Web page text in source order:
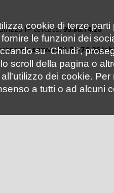
IP cercato:99.86.74.26
server-99-86-74-
cookie di terze
le funzioni dei
su 'Chiudi',
scroll della pagina o
dei cookie.
a tutti o ad alcuni